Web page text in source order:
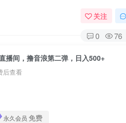
关注
0 76
播间，撸音浪第二弹，日入500+
后查看
永久会员 免费